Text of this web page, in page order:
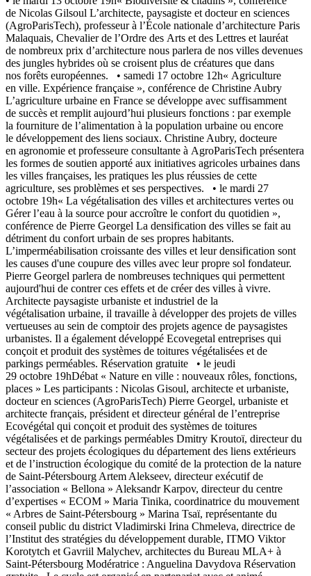
de Nicolas Gilsoul L’architecte, paysagiste et docteur en sciences
(AgroParisTech), professeur à l’École nationale d’architecture Paris
Malaquais, Chevalier de l’Ordre des Arts et des Lettres et lauréat
de nombreux prix d’architecture nous parlera de nos villes devenues
des jungles hybrides où se croisent plus de créatures que dans
nos forêts européennes. • samedi 17 octobre 12h« Agriculture
en ville. Expérience française », conférence de Christine Aubry
L’agriculture urbaine en France se développe avec suffisamment
de succès et remplit aujourd’hui plusieurs fonctions : par exemple
la fourniture de l’alimentation à la population urbaine ou encore
le développement des liens sociaux. Christine Aubry, docteure
en agronomie et professeure consultante à AgroParisTech présentera
les formes de soutien apporté aux initiatives agricoles urbaines dans
les villes françaises, les pratiques les plus réussies de cette
agriculture, ses problèmes et ses perspectives. • le mardi 27
octobre 19h« La végétalisation des villes et architectures vertes ou
Gérer l’eau à la source pour accroître le confort du quotidien »,
conférence de Pierre Georgel La densification des villes se fait au
détriment du confort urbain de ses propres habitants.
L’imperméabilisation croissante des villes et leur densification sont
les causes d'une coupure des villes avec leur propre sol fondateur.
Pierre Georgel parlera de nombreuses techniques qui permettent
aujourd'hui de contrer ces effets et de créer des villes à vivre.
Architecte paysagiste urbaniste et industriel de la
végétalisation urbaine, il travaille à développer des projets de villes
vertueuses au sein de comptoir des projets agence de paysagistes
urbanistes. Il a également développé Ecovegetal entreprises qui
conçoit et produit des systèmes de toitures végétalisées et de
parkings perméables. Réservation gratuite • le jeudi
29 octobre 19hDébat « Nature en ville : nouveaux rôles, fonctions,
places » Les participants : Nicolas Gisoul, architecte et urbaniste,
docteur en sciences (AgroParisTech) Pierre Georgel, urbaniste et
architecte français, président et directeur général de l’entreprise
Ecovégétal qui conçoit et produit des systèmes de toitures
végétalisées et de parkings perméables Dmitry Kroutoï, directeur du
secteur des projets écologiques du département des liens extérieurs
et de l’instruction écologique du comité de la protection de la nature
de Saint-Pétersbourg Artem Alekseev, directeur exécutif de
l’association « Bellona » Aleksandr Karpov, directeur du centre
d’expertises « ECOM » Maria Tinika, coordinatrice du mouvement
« Arbres de Saint-Pétersbourg » Marina Tsaï, représentante du
conseil public du district Vladimirski Irina Chmeleva, directrice de
l’Institut des stratégies du développement durable, ITMO Viktor
Korotytch et Gavriil Malychev, architectes du Bureau MLA+ à
Saint-Pétersbourg Modératrice : Anguelina Davydova Réservation